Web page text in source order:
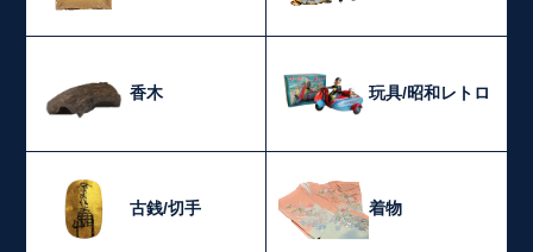
香木 玩具/昭和レトロ
古銭/切手 着物